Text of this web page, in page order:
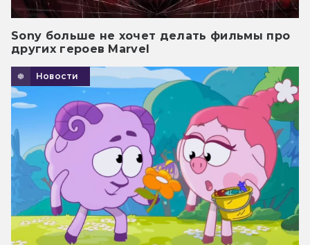
Sony больше не хочет делать фильмы про
других героев Marvel
Новости